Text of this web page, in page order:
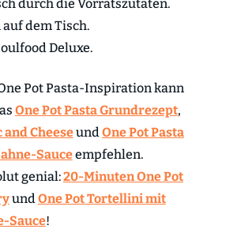
durch die Vorratszutaten.
dem Tisch.
Deluxe.
Pot Pasta-Inspiration kann
One Pot Pasta Grundrezept,
and CheeseundOne Pot Pasta
Sauceempfehlen.
genial:20-Minuten One Pot
undOne Pot Tortellini mit
Sauce!